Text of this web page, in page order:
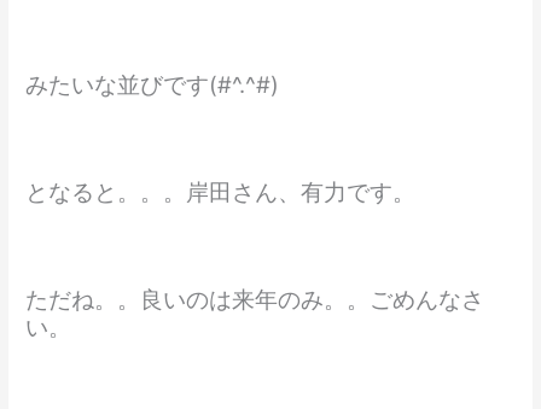
みたいな並びです(#^.^#)
となると。。。岸田さん、有力です。
ただね。。良いのは来年のみ。。ごめんなさ
い。